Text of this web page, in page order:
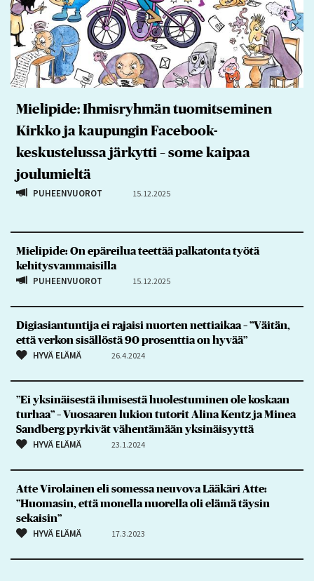
Mielipide: Ihmisryhmän tuomitseminen
Kirkko ja kaupungin Facebook-
keskustelussa järkytti – some kaipaa
joulumieltä
PUHEENVUOROT 15.12.2025
Mielipide: On epäreilua teettää palkatonta työtä
kehitysvammaisilla
PUHEENVUOROT 15.12.2025
Digiasiantuntija ei rajaisi nuorten nettiaikaa – ”Väitän,
että verkon sisällöstä 90 prosenttia on hyvää”
HYVÄ ELÄMÄ 26.4.2024
”Ei yksinäisestä ihmisestä huolestuminen ole koskaan
turhaa” – Vuosaaren lukion tutorit Alina Kentz ja Minea
Sandberg pyrkivät vähentämään yksinäisyyttä
HYVÄ ELÄMÄ 23.1.2024
Atte Virolainen eli somessa neuvova Lääkäri Atte:
”Huomasin, että monella nuorella oli elämä täysin
sekaisin”
HYVÄ ELÄMÄ 17.3.2023